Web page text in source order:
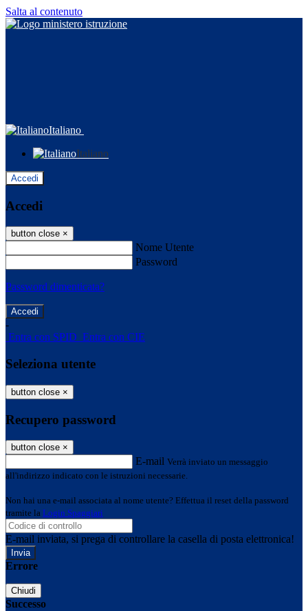
Salta al contenuto
Italiano
Italiano
Accedi
Accedi
button close ×
Nome Utente
Password
Password dimenticata?
-
Entra con SPID Entra con CIE
Seleziona utente
button close ×
Recupero password
button close ×
E-mail Verrà inviato un messaggio
all'indirizzo indicato con le istruzioni necessarie.
Non hai una e-mail associata al nome utente? Effettua il reset della password
tramite la Login Spaggiari
E-mail inviata, si prega di controllare la casella di posta elettronica!
Errore
Chiudi
Successo